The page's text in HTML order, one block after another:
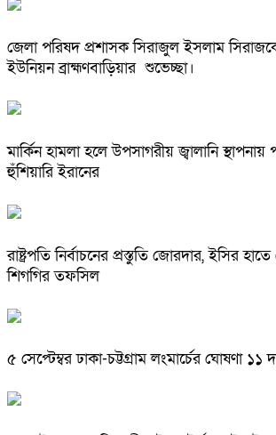
জেলা পরিষদ প্রশাসক সিরাজুল ইসলাম
ইউনিয়ন ব্রাহ্মণবাড়িয়ার শুভেচ্ছা।
মার্কিন হামলা হলে উপসাগরীয় জ্বালানি স্থাপনায়
হুঁশিয়ারি ইরানের
রাষ্ট্রপতি নির্বাচনের প্রস্তুতি জোরদার, ইসির
শিগগির তফসিল
৫ সেপ্টেম্বর ঢাকা-চট্টগ্রাম লংমার্চের ঘোষণা ১১